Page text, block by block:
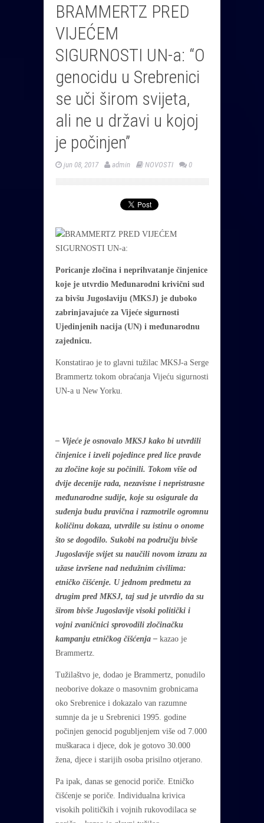
BRAMMERTZ PRED
VIJEĆEM
SIGURNOSTI UN-a: “O
genocidu u Srebrenici
se uči širom svijeta,
ali ne u državi u kojoj
je počinjen”
jun 08, 2017 admin NOVOSTI 0
Poricanje zločina i neprihvatanje činjenice
koje je utvrdio Međunarodni krivični sud
za bivšu Jugoslaviju (MKSJ) je duboko
zabrinjavajuće za Vijeće sigurnosti
Ujedinjenih nacija (UN) i međunarodnu
zajednicu.
Konstatirao je to glavni tužilac MKSJ-a Serge
Brammertz tokom obraćanja Vijeću sigurnosti
UN-a u New Yorku.
– Vijeće je osnovalo MKSJ kako bi utvrdili
činjenice i izveli pojedince pred lice pravde
za zločine koje su počinili. Tokom više od
dvije decenije rada, nezavisne i nepristrasne
međunarodne sudije, koje su osigurale da
suđenja budu pravična i razmotrile ogromnu
količinu dokaza, utvrdile su istinu o onome
što se dogodilo. Sukobi na području bivše
Jugoslavije svijet su naučili novom izrazu za
užase izvršene nad nedužnim civilima:
etničko čišćenje. U jednom predmetu za
drugim pred MKSJ, taj sud je utvrdio da su
širom bivše Jugoslavije visoki politički i
vojni zvaničnici sprovodili zločinačku
kampanju etničkog čišćenja – kazao je
Brammertz.
Tužilaštvo je, dodao je Brammertz, ponudilo
neoborive dokaze o masovnim grobnicama
oko Srebrenice i dokazalo van razumne
sumnje da je u Srebrenici 1995. godine
počinjen genocid pogubljenjem više od 7.000
muškaraca i djece, dok je gotovo 30.000
žena, djece i starijih osoba prisilno otjerano.
Pa ipak, danas se genocid poriče. Etničko
čišćenje se poriče. Individualna krivica
visokih političkih i vojnih rukovodilaca se